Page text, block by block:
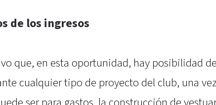
de los ingresos
que, en esta oportunidad, hay posibilidad
cualquier tipo de proyecto del club, una